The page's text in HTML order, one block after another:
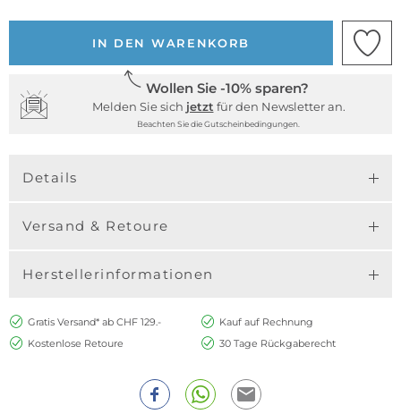
IN DEN WARENKORB
Wollen Sie -10% sparen?
Melden Sie sich jetzt für den Newsletter an.
Beachten Sie die Gutscheinbedingungen.
Details
Versand & Retoure
Herstellerinformationen
Gratis Versand* ab CHF 129.-
Kauf auf Rechnung
Kostenlose Retoure
30 Tage Rückgaberecht